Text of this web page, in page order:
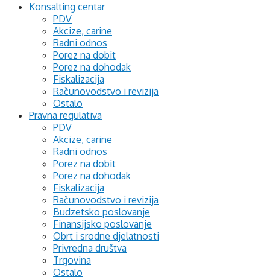
Konsalting centar
PDV
Akcize, carine
Radni odnos
Porez na dobit
Porez na dohodak
Fiskalizacija
Računovodstvo i revizija
Ostalo
Pravna regulativa
PDV
Akcize, carine
Radni odnos
Porez na dobit
Porez na dohodak
Fiskalizacija
Računovodstvo i revizija
Budzetsko poslovanje
Finansijsko poslovanje
Obrt i srodne djelatnosti
Privredna društva
Trgovina
Ostalo